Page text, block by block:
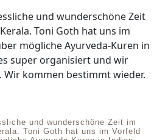
und wunderschöne Zeit im
Toni Goth hat uns im Vorfeld